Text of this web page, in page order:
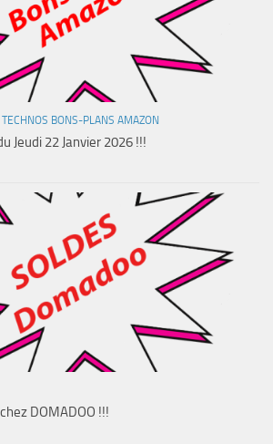
TECHNOS BONS-PLANS AMAZON
Jeudi 22 Janvier 2026 !!!
DOMADOO !!!